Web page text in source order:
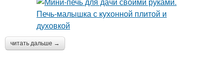
читать дальше →